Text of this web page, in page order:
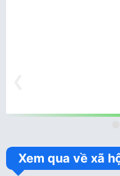
Xem qua về xã